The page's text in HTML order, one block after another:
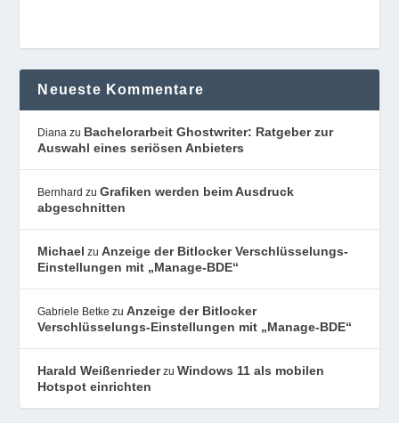
Neueste Kommentare
Diana zu Bachelorarbeit Ghostwriter: Ratgeber zur
Auswahl eines seriösen Anbieters
Bernhard zuGrafiken werden beim Ausdruck
abgeschnitten
Michael zuAnzeige der Bitlocker Verschlüsselungs-
Einstellungen mit „Manage-BDE“
Gabriele Betke zuAnzeige der Bitlocker
Verschlüsselungs-Einstellungen mit „Manage-BDE“
Harald WeißenriederzuWindows 11 als mobilen
Hotspot einrichten